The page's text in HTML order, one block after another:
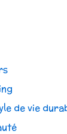
de vie